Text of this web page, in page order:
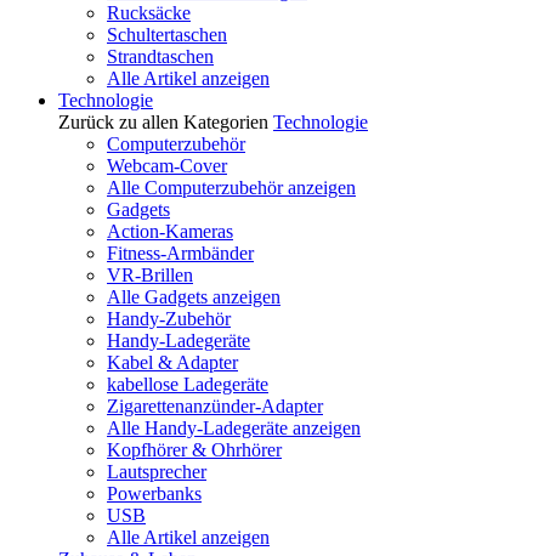
Rucksäcke
Schultertaschen
Strandtaschen
Alle Artikel anzeigen
Technologie
Zurück zu allen Kategorien Technologie
Computerzubehör
Webcam-Cover
Alle Computerzubehör anzeigen
Gadgets
Action-Kameras
Fitness-Armbänder
VR-Brillen
Alle Gadgets anzeigen
Handy-Zubehör
Handy-Ladegeräte
Kabel & Adapter
kabellose Ladegeräte
Zigarettenanzünder-Adapter
Alle Handy-Ladegeräte anzeigen
Kopfhörer & Ohrhörer
Lautsprecher
Powerbanks
USB
Alle Artikel anzeigen